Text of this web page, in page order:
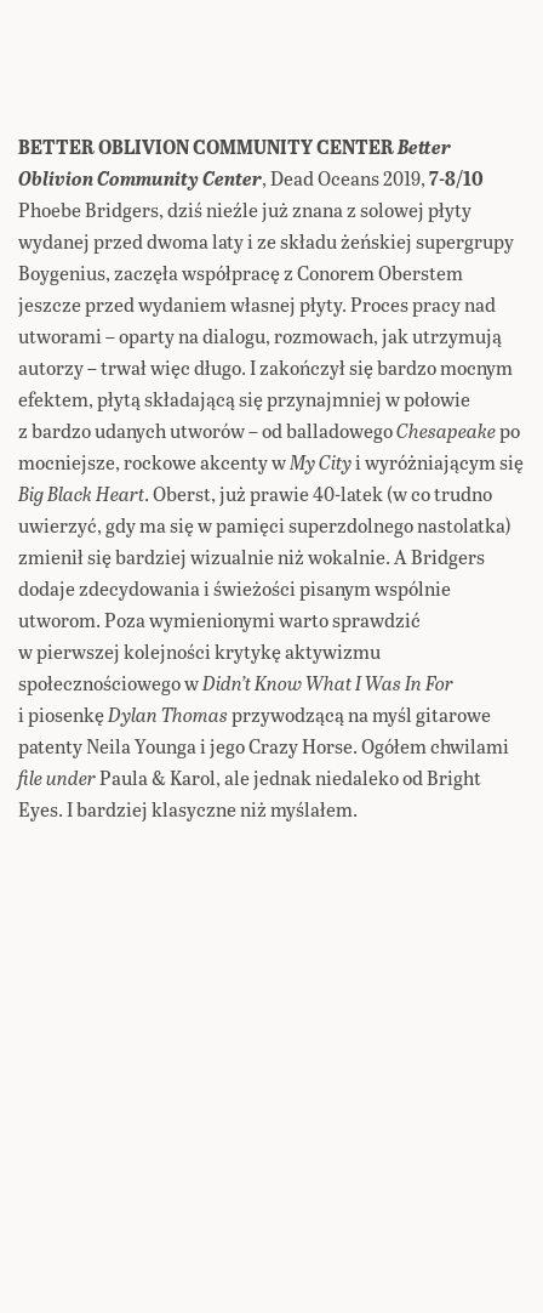
BETTER OBLIVION COMMUNITY CENTERBetter
Oblivion Community Center, Dead Oceans 2019,7-8/10
Phoebe Bridgers, dziś nieźle już znana z solowej płyty
wydanej przed dwoma laty i ze składu żeńskiej supergrupy
Boygenius, zaczęła współpracę z Conorem Oberstem
jeszcze przed wydaniem własnej płyty. Proces pracy nad
utworami – oparty na dialogu, rozmowach, jak utrzymują
autorzy – trwał więc długo. I zakończył się bardzo mocnym
efektem, płytą składającą się przynajmniej w połowie
z bardzo udanych utworów – od balladowegoChesapeakepo
mocniejsze, rockowe akcenty wMy Cityi wyróżniającym się
Big Black Heart. Oberst, już prawie 40-latek (w co trudno
uwierzyć, gdy ma się w pamięci superzdolnego nastolatka)
zmienił się bardziej wizualnie niż wokalnie. A Bridgers
dodaje zdecydowania i świeżości pisanym wspólnie
utworom. Poza wymienionymi warto sprawdzić
w pierwszej kolejności krytykę aktywizmu
społecznościowego wDidn’t Know What I Was In For
i piosenkęDylan Thomasprzywodzącą na myśl gitarowe
patenty Neila Younga i jego Crazy Horse. Ogółem chwilami
file underPaula & Karol, ale jednak niedaleko od Bright
Eyes. I bardziej klasyczne niż myślałem.